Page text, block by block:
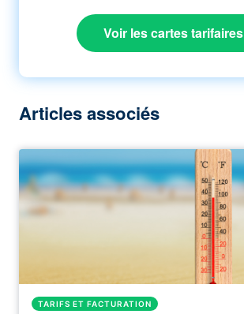
Voir les cartes tarifaires
Articles associés
TARIFS ET FACTURATION